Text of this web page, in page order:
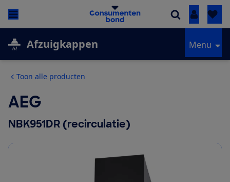
Inloggen
Afzuigkappen Menu
Toon alle producten
AEG
NBK951DR (recirculatie)